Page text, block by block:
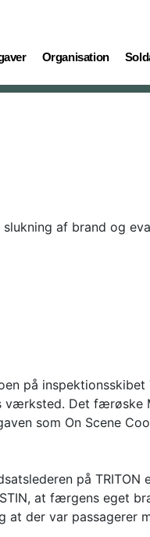
Organisation
(current)
af brand og
på
Det færøske
som On Scene
på
at færgens eget
der var passagerer